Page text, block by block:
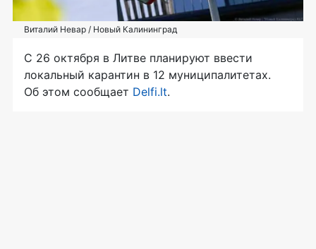
Виталий Невар / Новый Калининград
С 26 октября в Литве планируют ввести
локальный карантин в 12 муниципалитетах.
Об этом сообщает Delfi.lt.